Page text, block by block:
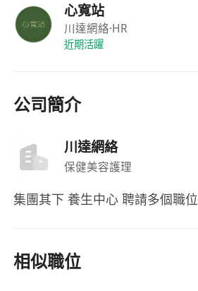
心寬站
川達網絡·HR
近期活躍
公司簡介
川達網絡
保健美容護理
集團其下 養生中心 聘請多個職位
相似職位